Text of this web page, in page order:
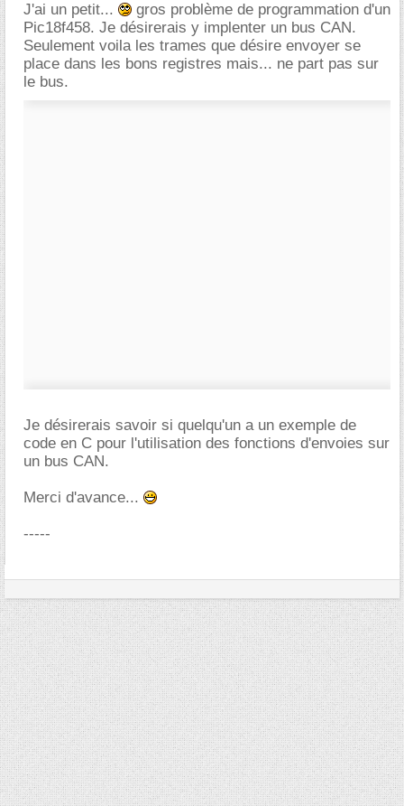
J'ai un petit...
gros problème de programmation d'un
Pic18f458. Je désirerais y implenter un bus CAN.
Seulement voila les trames que désire envoyer se
place dans les bons registres mais... ne part pas sur
le bus.
Je désirerais savoir si quelqu'un a un exemple de
code en C pour l'utilisation des fonctions d'envoies sur
un bus CAN.
Merci d'avance...
-----